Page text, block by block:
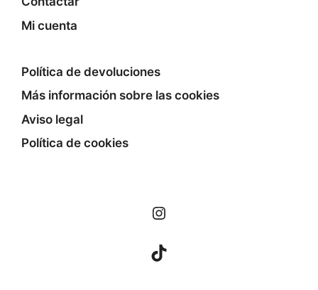
Mi cuenta
Política de devoluciones
Más información sobre las cookies
Aviso legal
Política de cookies
Instagram
TikTok